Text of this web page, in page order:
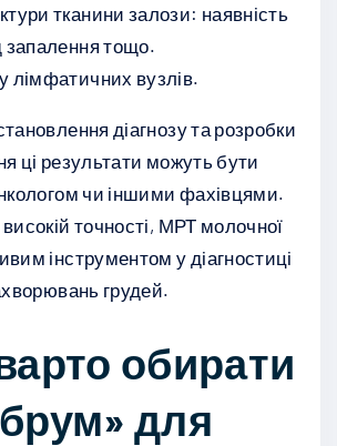
тканини залози: наявність
запалення тощо.
лімфатичних вузлів.
діагнозу та розробки
ці результати можуть бути
чи іншими фахівцями.
точності, МРТ молочної
інструментом у діагностиці
грудей.
обирати
для